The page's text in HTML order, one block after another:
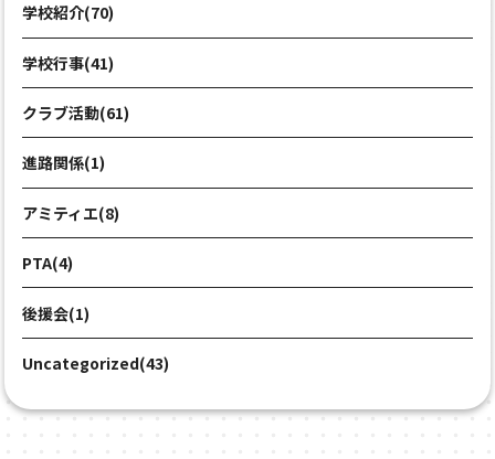
学校紹介(70)
学校行事(41)
クラブ活動(61)
進路関係(1)
アミティエ(8)
PTA(4)
後援会(1)
Uncategorized(43)